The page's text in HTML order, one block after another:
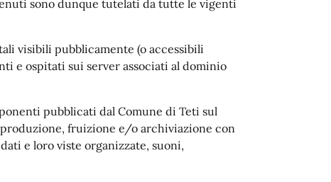
sono dunque tutelati da tutte le vigenti
visibili pubblicamente (o accessibili
e ospitati sui server associati al dominio
pubblicati dal Comune di Teti sul
fruizione e/o archiviazione con
e loro viste organizzate, suoni,